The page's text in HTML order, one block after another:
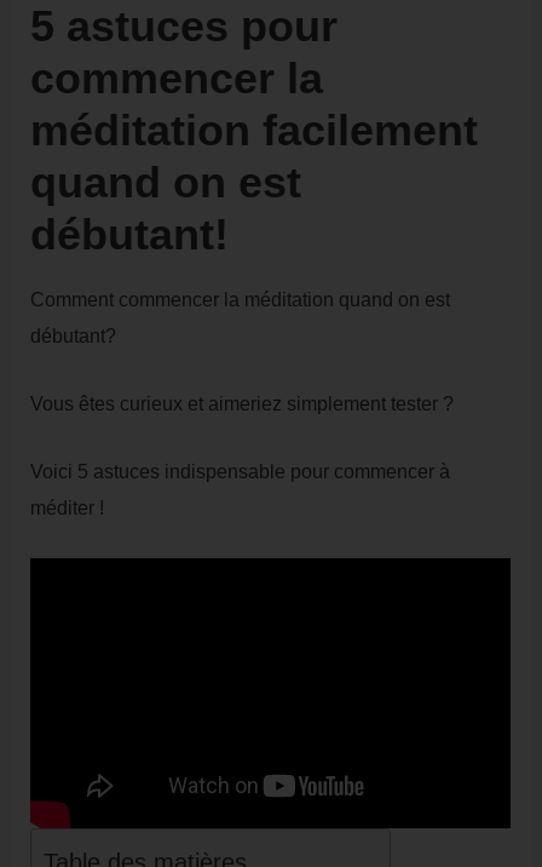
5 astuces pour
commencer la
méditation facilement
quand on est
débutant!
Comment commencer la méditation quand on est
débutant?
Vous êtes curieux et aimeriez simplement tester ?
Voici 5 astuces indispensable pour commencer à
méditer !